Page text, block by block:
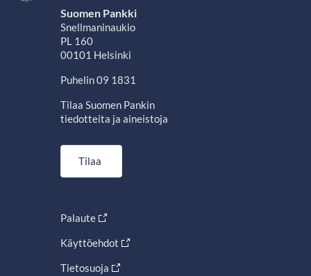
Suomen Pankki
Snellmaninaukio
PL 160
00101 Helsinki
Puhelin 09 1831
Tilaa Suomen Pankin
tiedotteita ja aineistoja
Tilaa
Palaute
Käyttöehdot
Tietosuoja